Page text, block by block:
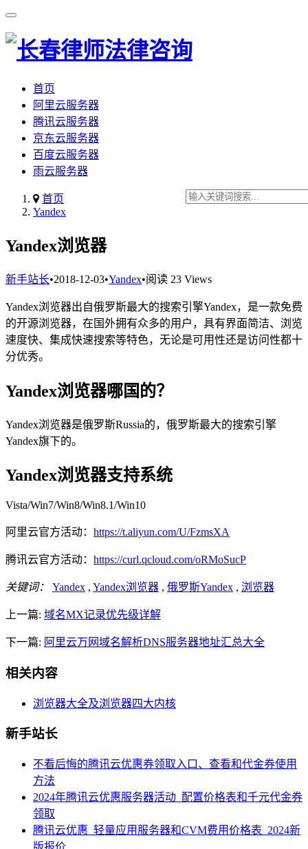
首页
阿里云服务器
腾讯云服务器
京东云服务器
百度云服务器
雨云服务器
首页
Yandex
Yandex浏览器
新手站长•2018-12-03•Yandex•阅读 23 Views
Yandex浏览器出自俄罗斯最大的搜索引擎Yandex，是一款免费
的开源浏览器，在国外拥有众多的用户，具有界面简洁、浏览
速度快、集成快速搜索等特色，无论是可用性还是访问性都十
分优秀。
Yandex浏览器哪国的？
Yandex浏览器是俄罗斯Russia的，俄罗斯最大的搜索引擎
Yandex旗下的。
Yandex浏览器支持系统
Vista/Win7/Win8/Win8.1/Win10
阿里云官方活动： https://t.aliyun.com/U/FzmsXA
腾讯云官方活动： https://curl.qcloud.com/oRMoSucP
关键词： Yandex , Yandex浏览器 , 俄罗斯Yandex , 浏览器
上一篇: 域名MX记录优先级详解
下一篇: 阿里云万网域名解析DNS服务器地址汇总大全
相关内容
浏览器大全及浏览器四大内核
新手站长
不看后悔的腾讯云优惠券领取入口、查看和代金券使用
方法
2024年腾讯云优惠服务器活动_配置价格表和千元代金券
领取
腾讯云优惠_轻量应用服务器和CVM费用价格表_2024新